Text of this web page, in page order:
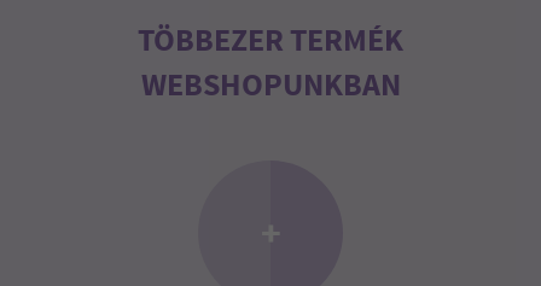
TÖBBEZER TERMÉK
WEBSHOPUNKBAN
+